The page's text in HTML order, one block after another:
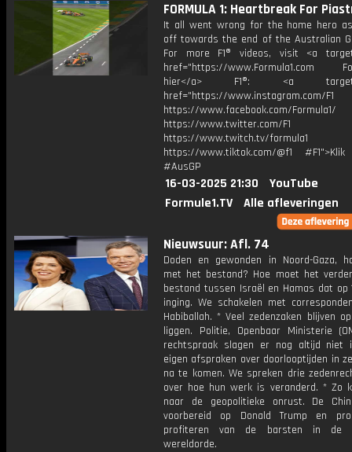
FORMULA 1: Heartbreak For
It all went wrong for the home hero
off towards the end of the Australian
For more F1® videos, visit <a
href="https://www.Formula1.com
hier</a> F1®: <a
href="https://www.instagram.com/F1
https://www.facebook.com/Formula1/
https://www.twitter.com/F1
https://www.twitch.tv/formula1
https://www.tiktok.com/@f1
#AusGP
16-03-2025 21:30
YouTube
Formule1.TV
Alle afleveringen
Nieuwsuur: Afl. 74
Doden en gewonden in Noord-Gaza,
met het bestand? Hoe moet het
bestand tussen Israël en Hamas dat op
inging. We schakelen met
Habiballah. * Veel zedenzaken blijven
liggen. Politie, Openbaar Ministerie
rechtspraak slagen er nog altijd niet
eigen afspraken over doorlooptijden in
na te komen. We spreken drie
over hoe hun werk is veranderd. * Zo
naar de geopolitieke onrust. De
voorbereid op Donald Trump en
profiteren van de barsten in de
wereldorde.